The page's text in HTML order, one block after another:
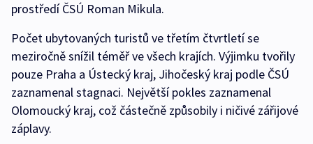
prostředí ČSÚ Roman Mikula.
Počet ubytovaných turistů ve třetím čtvrtletí se
meziročně snížil téměř ve všech krajích. Výjimku tvořily
pouze Praha a Ústecký kraj, Jihočeský kraj podle ČSÚ
zaznamenal stagnaci. Největší pokles zaznamenal
Olomoucký kraj, což částečně způsobily i ničivé zářijové
záplavy.